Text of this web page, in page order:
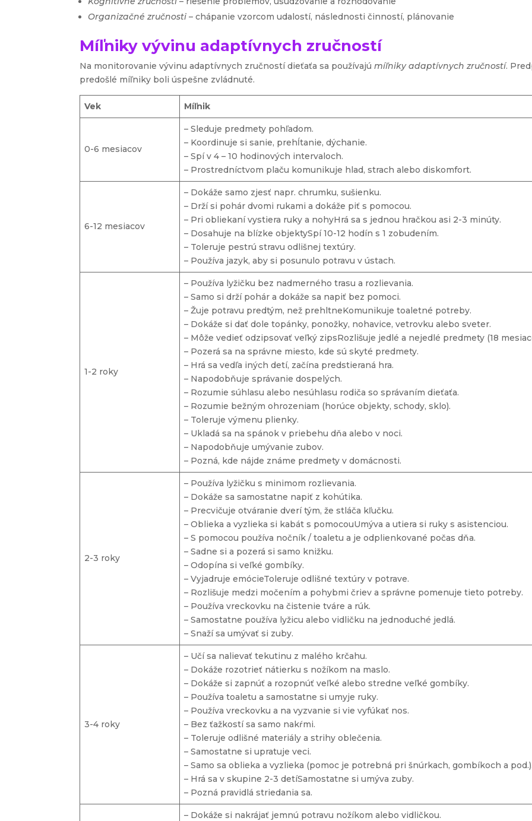
Organizačné zručnosti – chápanie vzorcom udalostí, následnosti činností, plánovanie
Míľniky vývinu adaptívnych zručností
Na monitorovanie vývinu adaptívnych zručností dieťaťa sa používajúmíľniky adaptívnych zručností.
predošlé míľniky boli úspešne zvládnuté.
Vek Míľnik
0-6 mesiacov
– Sleduje predmety pohľadom.
– Koordinuje si sanie, prehĺtanie, dýchanie.
– Spí v 4 – 10 hodinových intervaloch.
– Prostredníctvom plaču komunikuje hlad, strach alebo diskomfort.
6-12 mesiacov
– Dokáže samo zjesť napr. chrumku, sušienku.
– Drží si pohár dvomi rukami a dokáže piť s pomocou.
– Pri obliekaní vystiera ruky a nohyHrá sa s jednou hračkou asi 2-3 minúty.
– Dosahuje na blízke objektySpí 10-12 hodín s 1 zobudením.
– Toleruje pestrú stravu odlišnej textúry.
– Používa jazyk, aby si posunulo potravu v ústach.
1-2 roky
– Používa lyžičku bez nadmerného trasu a rozlievania.
– Samo si drží pohár a dokáže sa napiť bez pomoci.
– Žuje potravu predtým, než prehltneKomunikuje toaletné potreby.
– Dokáže si dať dole topánky, ponožky, nohavice, vetrovku alebo sveter.
– Môže vedieť odzipsovať veľký zipsRozlišuje jedlé a nejedlé predmety (18
– Pozerá sa na správne miesto, kde sú skyté predmety.
– Hrá sa vedľa iných detí, začína predstieraná hra.
– Napodobňuje správanie dospelých.
– Rozumie súhlasu alebo nesúhlasu rodiča so správaním dieťaťa.
– Rozumie bežným ohrozeniam (horúce objekty, schody, sklo).
– Toleruje výmenu plienky.
– Ukladá sa na spánok v priebehu dňa alebo v noci.
– Napodobňuje umývanie zubov.
– Pozná, kde nájde známe predmety v domácnosti.
2-3 roky
– Používa lyžičku s minimom rozlievania.
– Dokáže sa samostatne napiť z kohútika.
– Precvičuje otváranie dverí tým, že stláča kľučku.
– Oblieka a vyzlieka si kabát s pomocouUmýva a utiera si ruky s asistenciou.
– S pomocou používa nočník / toaletu a je odplienkované počas dňa.
– Sadne si a pozerá si samo knižku.
– Odopína si veľké gombíky.
– Vyjadruje emócieToleruje odlišné textúry v potrave.
– Rozlišuje medzi močením a pohybmi čriev a správne pomenuje tieto potreby.
– Používa vreckovku na čistenie tváre a rúk.
– Samostatne používa lyžicu alebo vidličku na jednoduché jedlá.
– Snaží sa umývať si zuby.
3-4 roky
– Učí sa nalievať tekutinu z malého krčahu.
– Dokáže rozotrieť nátierku s nožíkom na maslo.
– Dokáže si zapnúť a rozopnúť veľké alebo stredne veľké gombíky.
– Používa toaletu a samostatne si umyje ruky.
– Používa vreckovku a na vyzvanie si vie vyfúkať nos.
– Bez ťažkostí sa samo nakŕmi.
– Toleruje odlišné materiály a strihy oblečenia.
– Samostatne si upratuje veci.
– Samo sa oblieka a vyzlieka (pomoc je potrebná pri šnúrkach, gombíkoch a
– Hrá sa v skupine 2-3 detíSamostatne si umýva zuby.
– Pozná pravidlá striedania sa.
– Dokáže si nakrájať jemnú potravu nožíkom alebo vidličkou.